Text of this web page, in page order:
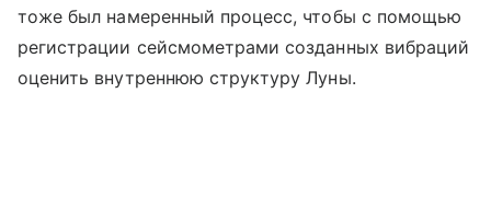
тоже был намеренный процесс, чтобы с помощью
регистрации сейсмометрами созданных вибраций
оценить внутреннюю структуру Луны.